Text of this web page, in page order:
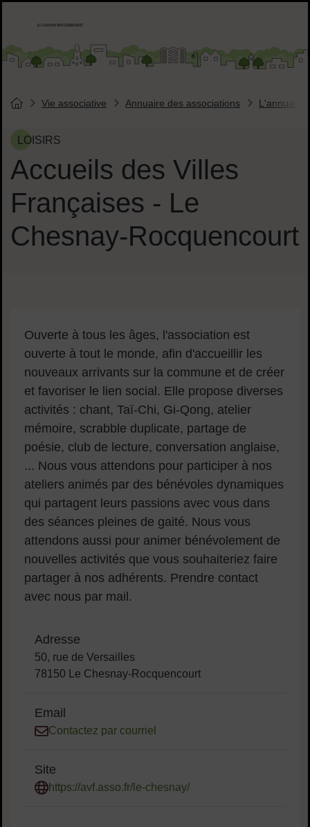
Liens réseaux sociaux
Accueils des Villes
Françaises - Le
Chesnay-Rocquencourt
LOISIRS
Vous êtes ici :
Page d'accueil du site
Vie associative Annuaire des associations L'annuaire
Ouverte à tous les âges, l'association est
ouverte à tout le monde, afin d'accueillir les
nouveaux arrivants sur la commune et de créer
et favoriser le lien social. Elle propose diverses
activités : chant, Taï-Chi, Gi-Qong, atelier
mémoire, scrabble duplicate, partage de
poésie, club de lecture, conversation anglaise,
... Nous vous attendons pour participer à nos
ateliers animés par des bénévoles dynamiques
qui partagent leurs passions avec vous dans
des séances pleines de gaité. Nous vous
attendons aussi pour animer bénévolement de
nouvelles activités que vous souhaiteriez faire
partager à nos adhérents. Prendre contact
avec nous par mail.
Adresse
50, rue de Versailles
78150 Le Chesnay-Rocquencourt
Email
Contactez par courriel
Site
https://avf.asso.fr/le-chesnay/